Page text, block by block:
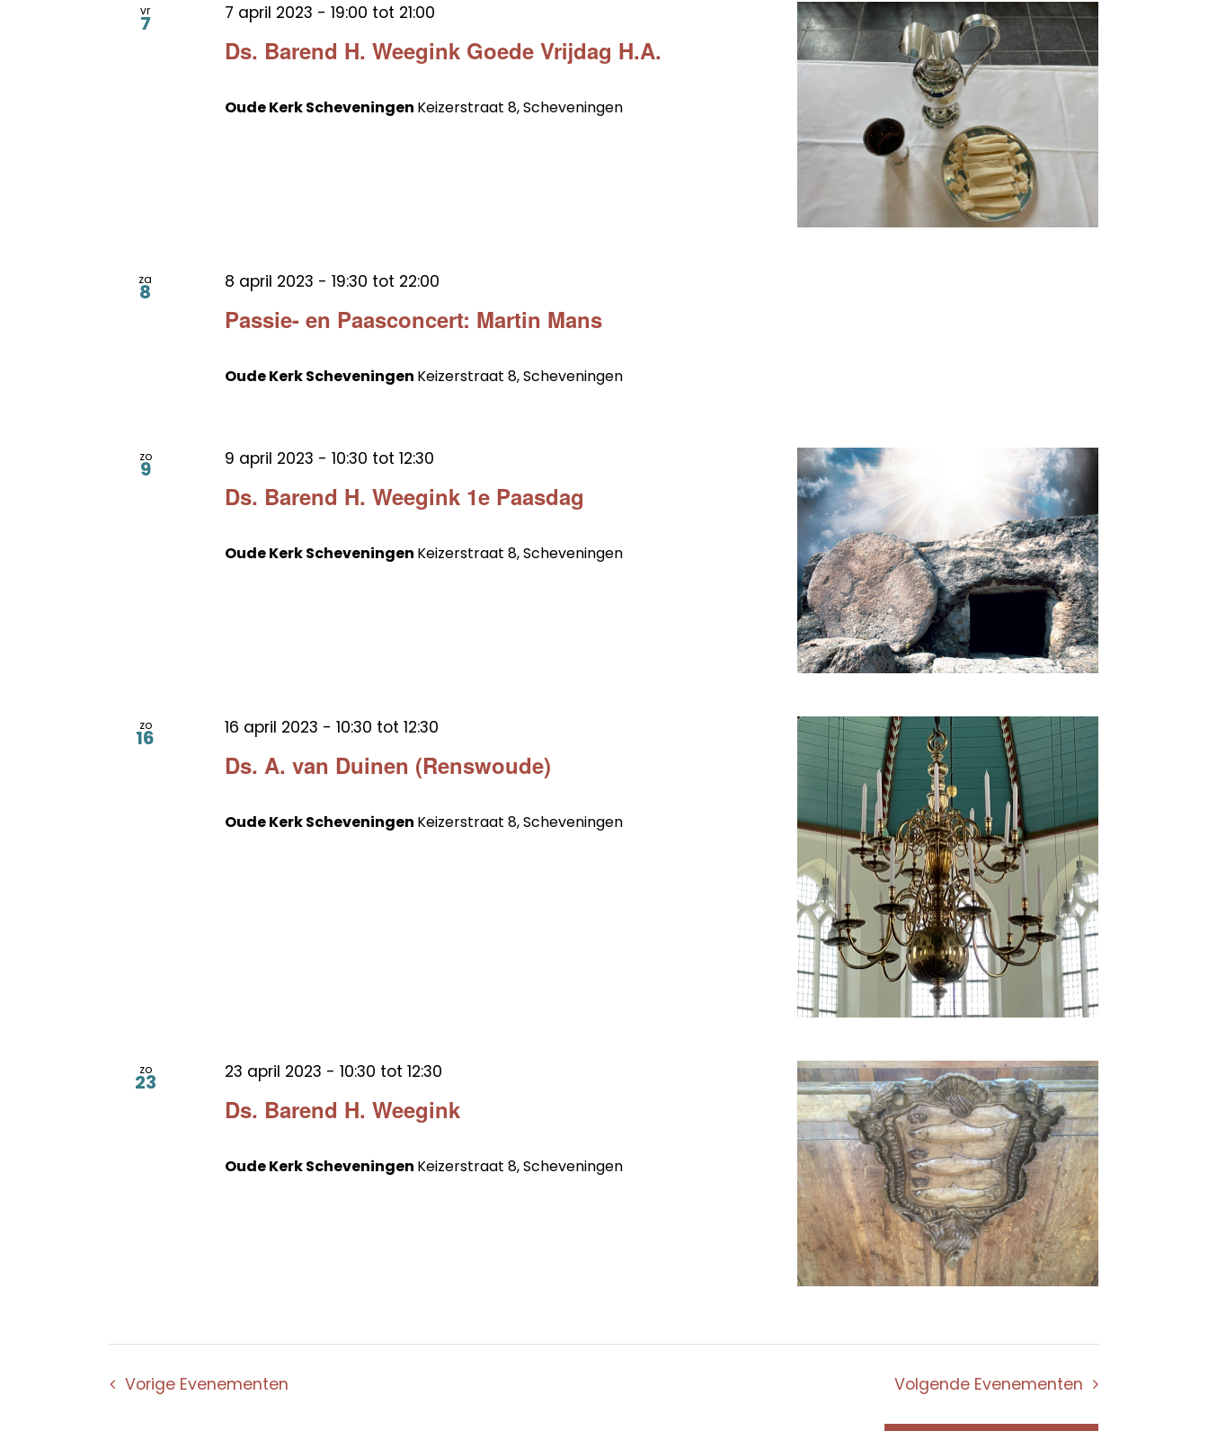
vr
7
Ds. Barend H. Weegink Goede Vrijdag H.A.
7 april 2023 - 19:00 tot 21:00
Oude Kerk Scheveningen Keizerstraat 8, Scheveningen
za
8
Passie- en Paasconcert: Martin Mans
8 april 2023 - 19:30 tot 22:00
Oude Kerk Scheveningen Keizerstraat 8, Scheveningen
zo
9
Ds. Barend H. Weegink 1e Paasdag
9 april 2023 - 10:30 tot 12:30
Oude Kerk Scheveningen Keizerstraat 8, Scheveningen
zo
16
Ds. A. van Duinen (Renswoude)
16 april 2023 - 10:30 tot 12:30
Oude Kerk Scheveningen Keizerstraat 8, Scheveningen
zo
23
Ds. Barend H. Weegink
23 april 2023 - 10:30 tot 12:30
Oude Kerk Scheveningen Keizerstraat 8, Scheveningen
Vorige Evenementen Volgende Evenementen